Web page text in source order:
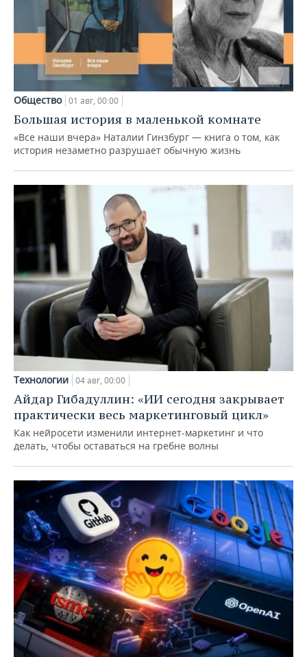
Общество 01 авг, 00:00
Большая история в маленькой комнате
«Все наши вчера» Наталии Гинзбург — книга о том, как
история незаметно разрушает обычную жизнь
Технологии 04 авг, 00:00
Айдар Гибадуллин: «ИИ сегодня закрывает
практически весь маркетинговый цикл»
Как нейросети изменили интернет-маркетинг и что
делать, чтобы оставаться на гребне волны